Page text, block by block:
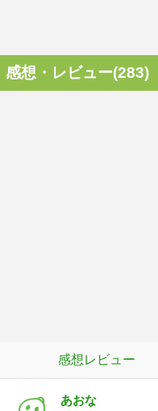
感想・レビュー(283)
感想レビュー
あおな